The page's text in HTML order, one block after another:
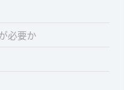
必要か